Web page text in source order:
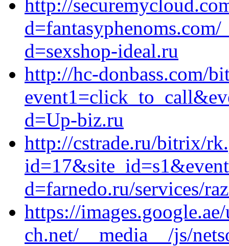
http://
d=sexshop-ideal.ru
http://hc-donbass.com/
d=Up-biz.ru
http://cstrade.ru/bitrix/
d=farnedo.ru/services/
https://
ch.net/__media__/js/